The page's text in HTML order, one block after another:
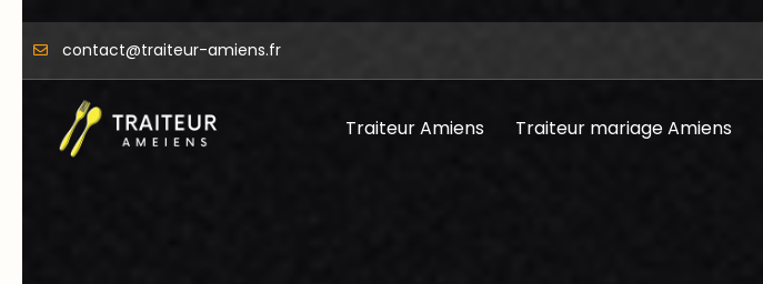
contact@traiteur-amiens.fr
Traiteur Amiens Traiteur mariage Amiens